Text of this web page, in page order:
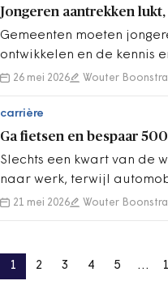
Jongeren aantrekken
Gemeenten moeten
ontwikkelen en de kennis
medewerkers behouden
26 mei 2026 Wouter Boonstra
carrière
Ga fietsen en bespaar
Slechts een kwart van de
naar werk, terwijl
euro besparen als ze dat
21 mei 2026 Wouter Boonstra
1 2 3 4 5 …